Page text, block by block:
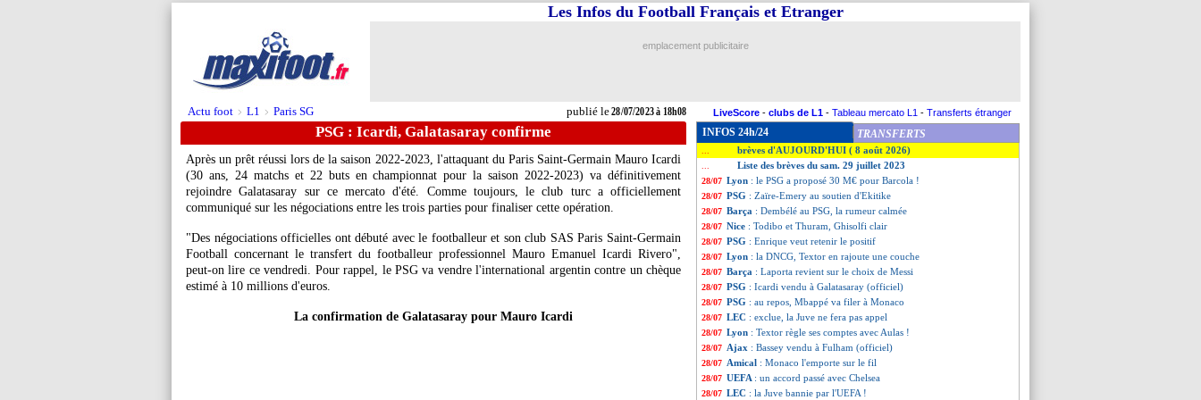
Actu foot > L1 > Paris SG publié le28/07/2023 à 18h08
Les Infos du Football Français et Etranger
emplacement publicitaire
LiveScore - clubs de L1 - Tableau mercato L1 - Transferts étranger
PSG : Icardi, Galatasaray confirme
Après un prêt réussi lors de la saison 2022-2023, l'attaquant du Paris Saint-Germain Mauro Icardi
(30 ans, 24 matchs et 22 buts en championnat pour la saison 2022-2023) va définitivement
rejoindre Galatasaray sur ce mercato d'été. Comme toujours, le club turc a officiellement
communiqué sur les négociations entre les trois parties pour finaliser cette opération.
"Des négociations officielles ont débuté avec le footballeur et son club SAS Paris Saint-Germain
Football concernant le transfert du footballeur professionnel Mauro Emanuel Icardi Rivero",
peut-on lire ce vendredi. Pour rappel, le PSG va vendre l'international argentin contre un chèque
estimé à 10 millions d'euros.
La confirmation de Galatasaray pour Mauro Icardi
INFOS 24h/24 TRANSFERTS
brèves d'AUJOURD'HUI ( 8 août 2026)
Liste des brèves du sam. 29 juillet 2023
28/07 Lyon : le PSG a proposé 30 M€ pour Barcola !
28/07 PSG : Zaïre-Emery au soutien d'Ekitike
28/07 Barça : Dembélé au PSG, la rumeur calmée
28/07 Nice : Todibo et Thuram, Ghisolfi clair
28/07 PSG : Enrique veut retenir le positif
28/07 Lyon : la DNCG, Textor en rajoute une couche
28/07 Barça : Laporta revient sur le choix de Messi
28/07 PSG : Icardi vendu à Galatasaray (officiel)
28/07 PSG : au repos, Mbappé va filer à Monaco
28/07 LEC : exclue, la Juve ne fera pas appel
28/07 Lyon : Textor règle ses comptes avec Aulas !
28/07 Ajax : Bassey vendu à Fulham (officiel)
28/07 Amical : Monaco l'emporte sur le fil
28/07 UEFA : un accord passé avec Chelsea
28/07 LEC : la Juve bannie par l'UEFA !